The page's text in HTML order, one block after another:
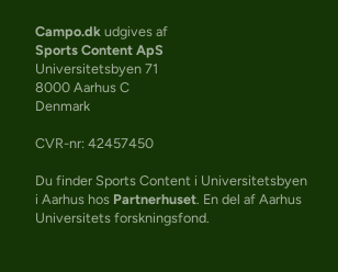
Campo.dk udgives af
Sports Content ApS
Universitetsbyen 71
8000 Aarhus C
Denmark
CVR-nr: 42457450
Du finder Sports Content i Universitetsbyen
i Aarhus hos Partnerhuset . En del af Aarhus
Universitets forskningsfond.